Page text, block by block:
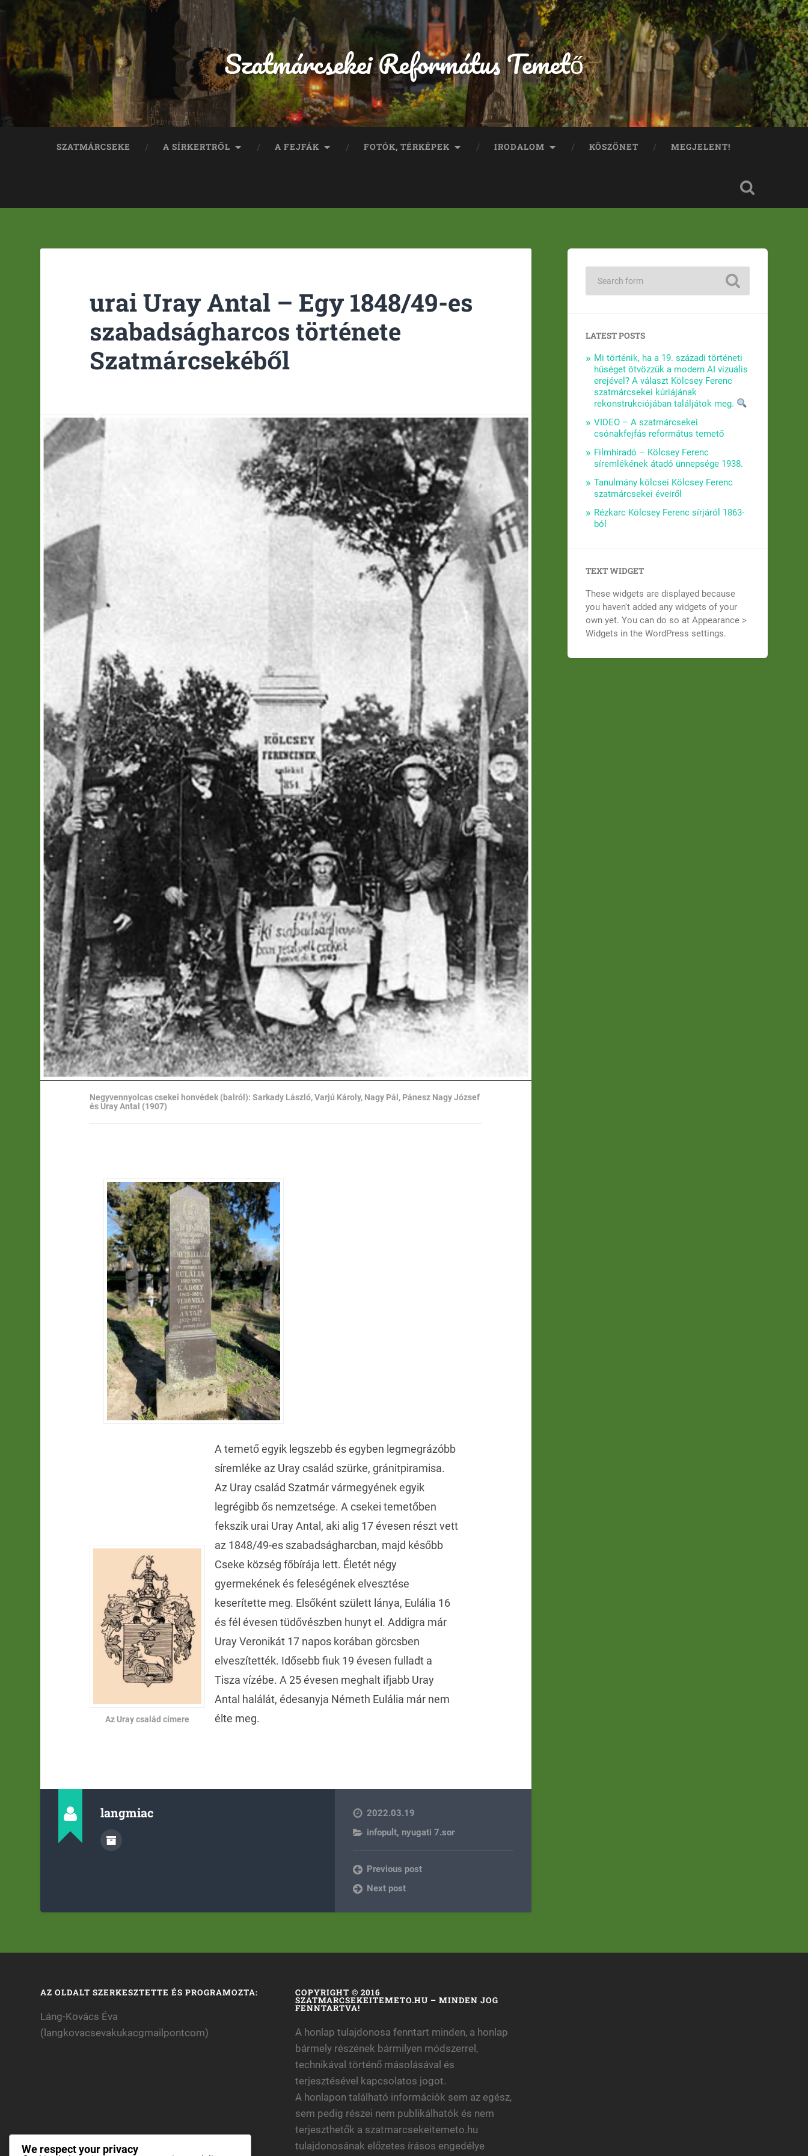
Szatmárcsekei Református Temető
SZATMÁRCSEKE A SÍRKERTRŐL A FEJFÁK FOTÓK, TÉRKÉPEK IRODALOM KÖSZÖNET MEGJELENT!
urai Uray Antal – Egy 1848/49-es
szabadságharcos története
Szatmárcsekéből
Negyvennyolcas csekei honvédek (balról): Sarkady László, Varjú Károly, Nagy Pál, Pánesz Nagy József
és Uray Antal (1907)
Az Uray család címere
A temető egyik legszebb és egyben legmegrázóbb
síremléke az Uray család szürke, gránitpiramisa.
Az Uray család Szatmár vármegyének egyik
legrégibb ős nemzetsége. A csekei temetőben
fekszik urai Uray Antal, aki alig 17 évesen részt vett
az 1848/49-es szabadságharcban, majd később
Cseke község főbírája lett. Életét négy
gyermekének és feleségének elvesztése
keserítette meg. Elsőként születt lánya, Eulália 16
és fél évesen tüdővészben hunyt el. Addigra már
Uray Veronikát 17 napos korában görcsben
elveszítették. Idősebb fiuk 19 évesen fulladt a
Tisza vízébe. A 25 évesen meghalt ifjabb Uray
Antal halálát, édesanyja Németh Eulália már nem
élte meg.
langmiac
2022.03.19
infopult, nyugati 7.sor
Previous post
Next post
LATEST POSTS
Mi történik, ha a 19. századi történeti
hűséget ötvözzük a modern AI vizuális
erejével? A választ Kölcsey Ferenc
szatmárcsekei kúriájának
rekonstrukciójában találjátok meg.
VIDEO – A szatmárcsekei
csónakfejfás református temető
Filmhíradó – Kölcsey Ferenc
síremlékének átadó ünnepsége 1938.
Tanulmány kölcsei Kölcsey Ferenc
szatmárcsekei éveiről
Rézkarc Kölcsey Ferenc sírjáról 1863-
ból
TEXT WIDGET
These widgets are displayed because
you haven't added any widgets of your
own yet. You can do so at Appearance >
Widgets in the WordPress settings.
AZ OLDALT SZERKESZTETTE ÉS PROGRAMOZTA:
Láng-Kovács Éva
(langkovacsevakukacgmailpontcom)
COPYRIGHT © 2016
SZATMARCSEKEITEMETO.HU – MINDEN JOG
FENNTARTVA!
A honlap tulajdonosa fenntart minden, a honlap
bármely részének bármilyen módszerrel,
technikával történő másolásával és
terjesztésével kapcsolatos jogot.
A honlapon található információk sem az egész,
sem pedig részei nem publikálhatók és nem
terjeszthetők a szatmarcsekeitemeto.hu
tulajdonosának előzetes írásos engedélye
We respect your privacy